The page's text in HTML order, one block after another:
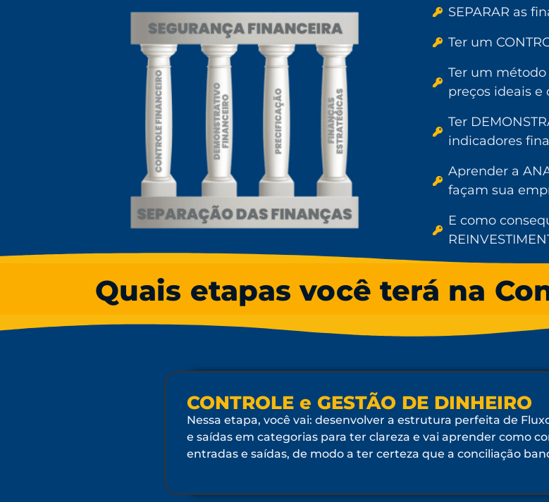
SEPARAR as
Ter um
Ter um método
preços ideais e
Ter
indicadores
Aprender a
façam sua
E como
Quais etapas você terá na
CONTROLE e GESTÃO DE DINHEIRO
Nessa etapa, você vai: desenvolver a estrutura perfeita de
e saídas em categorias para ter clareza e vai aprender como
entradas e saídas, de modo a ter certeza que a conciliação